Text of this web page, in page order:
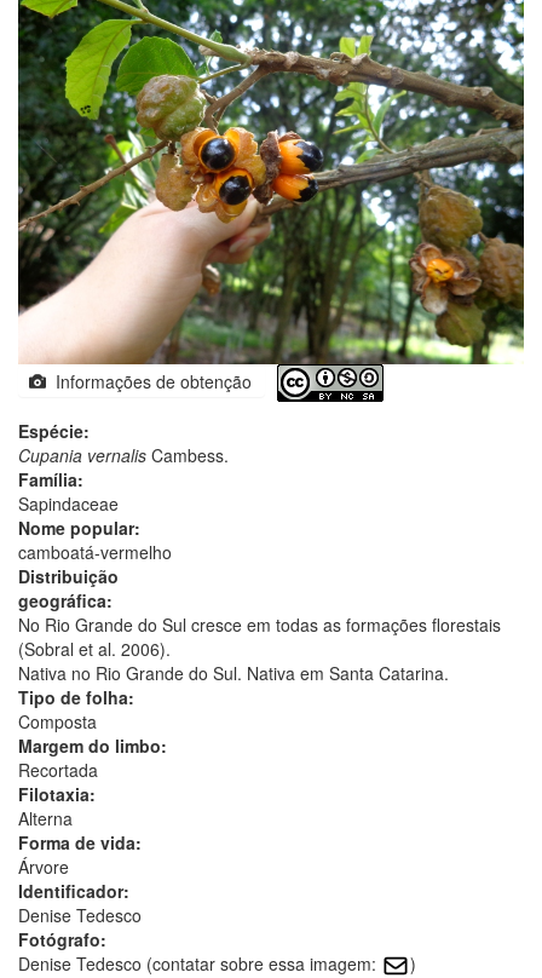
Informações de obtenção
Espécie:
Cupania vernalis Cambess.
Família:
Sapindaceae
Nome popular:
camboatá-vermelho
Distribuição
geográfica:
No Rio Grande do Sul cresce em todas as formações florestais
(Sobral et al. 2006).
Nativa no Rio Grande do Sul. Nativa em Santa Catarina.
Tipo de folha:
Composta
Margem do limbo:
Recortada
Filotaxia:
Alterna
Forma de vida:
Árvore
Identificador:
Denise Tedesco
Fotógrafo:
Denise Tedesco (contatar sobre essa imagem:
)